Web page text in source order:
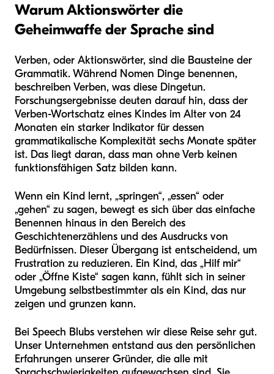
Warum Aktionswörter die
Geheimwaffe der Sprache sind
Verben, oder Aktionswörter, sind die Bausteine der
Grammatik. Während Nomen Dinge benennen,
beschreiben Verben, was diese Dingetun.
Forschungsergebnisse deuten darauf hin, dass der
Verben-Wortschatz eines Kindes im Alter von 24
Monaten ein starker Indikator für dessen
grammatikalische Komplexität sechs Monate später
ist. Das liegt daran, dass man ohne Verb keinen
funktionsfähigen Satz bilden kann.
Wenn ein Kind lernt, „springen“, „essen“ oder
„gehen“ zu sagen, bewegt es sich über das einfache
Benennen hinaus in den Bereich des
Geschichtenerzählens und des Ausdrucks von
Bedürfnissen. Dieser Übergang ist entscheidend, um
Frustration zu reduzieren. Ein Kind, das „Hilf mir“
oder „Öffne Kiste“ sagen kann, fühlt sich in seiner
Umgebung selbstbestimmter als ein Kind, das nur
zeigen und grunzen kann.
Bei Speech Blubs verstehen wir diese Reise sehr gut.
Unser Unternehmen entstand aus den persönlichen
Erfahrungen unserer Gründer, die alle mit